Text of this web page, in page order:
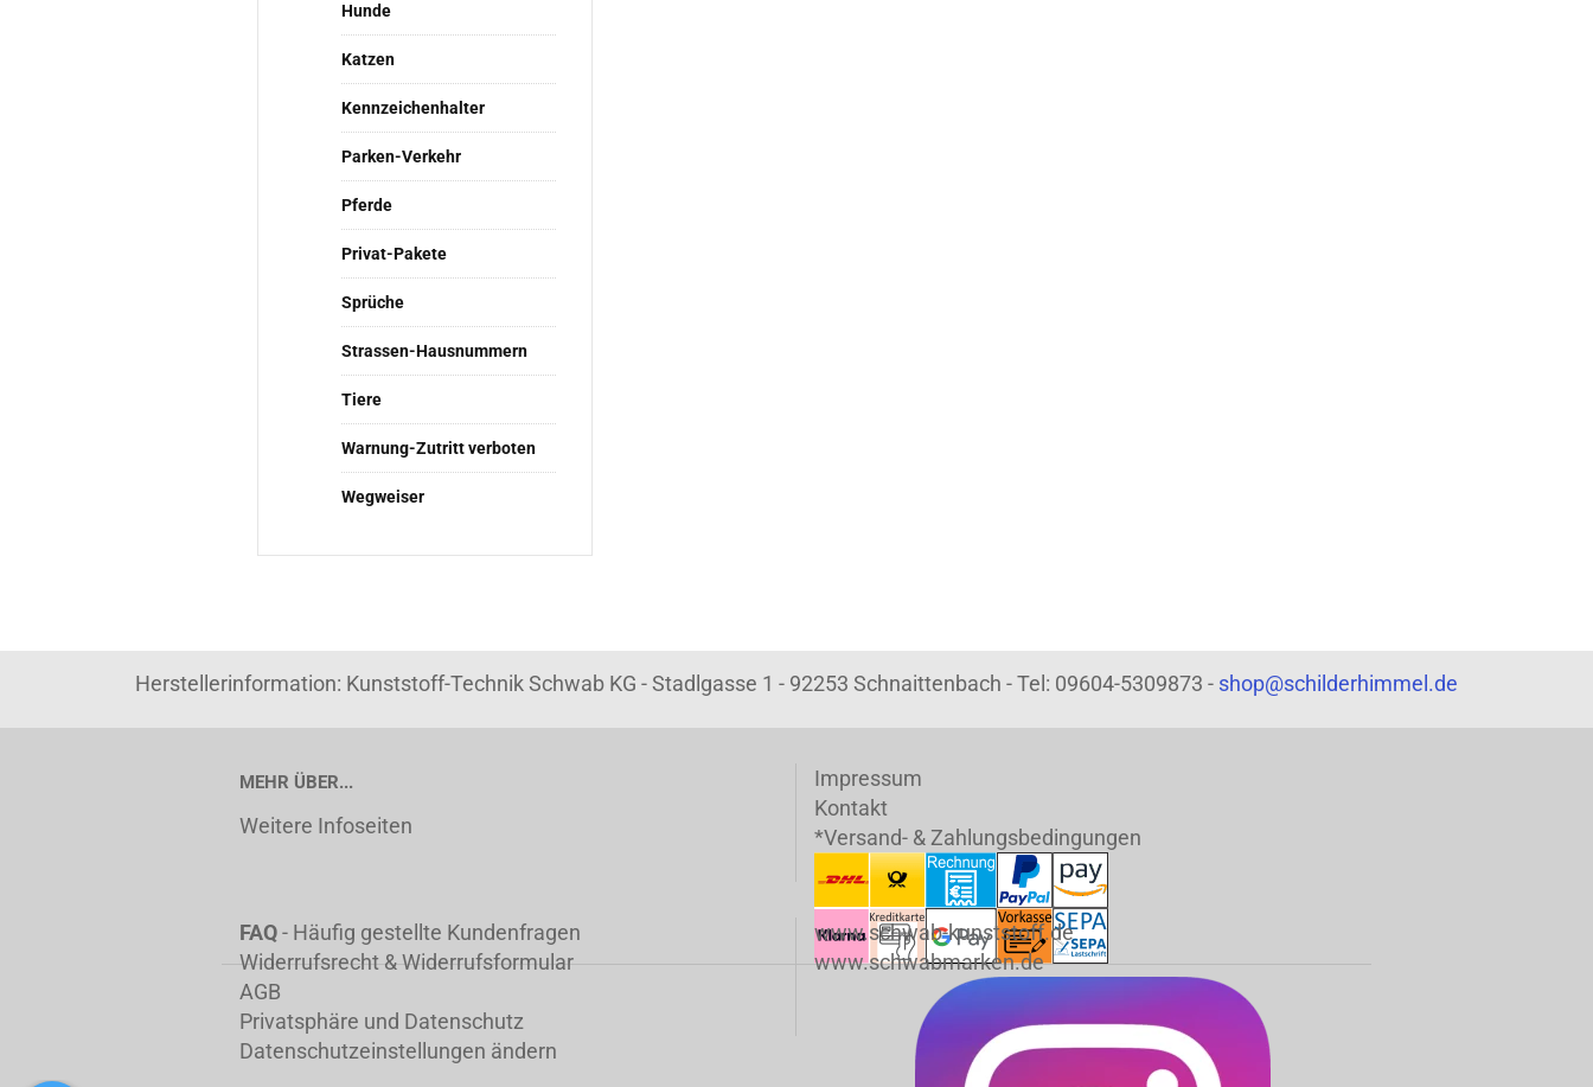
Hunde
Katzen
Kennzeichenhalter
Parken-Verkehr
Pferde
Privat-Pakete
Sprüche
Strassen-Hausnummern
Tiere
Warnung-Zutritt verboten
Wegweiser
Herstellerinformation: Kunststoff-Technik Schwab KG - Stadlgasse 1 - 92253 Schnaittenbach - Tel: 09604-5309873 - shop@schilderhimmel.de
MEHR ÜBER...
Weitere Infoseiten
Impressum
Kontakt
*Versand- & Zahlungsbedingungen
FAQ- Häufig gestellte Kundenfragen
Widerrufsrecht & Widerrufsformular
AGB
Privatsphäre und Datenschutz
Datenschutzeinstellungen ändern
www.schwab-kunststoff.de
www.schwabmarken.de